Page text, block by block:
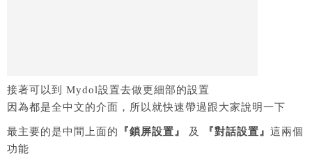
接著可以到 Mydol設置去做更細部的設置
因為都是全中文的介面，所以就快速帶過跟大家說明一下
最主要的是中間上面的 『鎖屏設置』 及 『對話設置』 這兩個
功能